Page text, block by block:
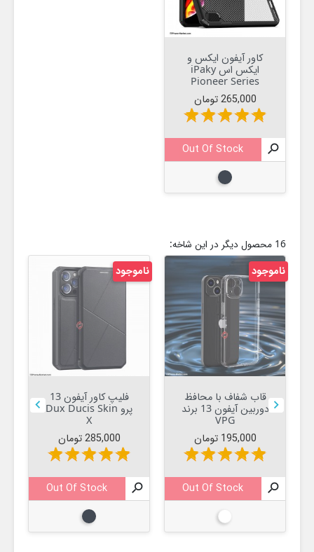
کاور آیفون ایکس و
ایکس اس iPaky
Pioneer Series
قیمت
265,000 تومان
star
star
star
star
star

Out Of Stock
مشکی
16 محصول دیگر در این شاخه:

قاب شفاف با محافظ
دوربین آیفون 13 برند
VPG
قیمت
195,000 تومان
star
star
star
star
star

Out Of Stock
بیرنگ
ناموجود
فلیپ کاور آیفون 13
پرو Dux Ducis Skin
X
قیمت
285,000 تومان
star
star
star
star
star

Out Of Stock
مشکی
ناموجود
